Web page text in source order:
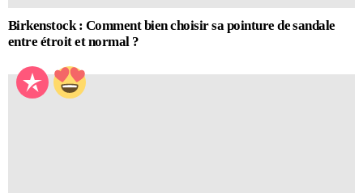
Birkenstock : Comment bien choisir sa pointure de sandale
entre étroit et normal ?